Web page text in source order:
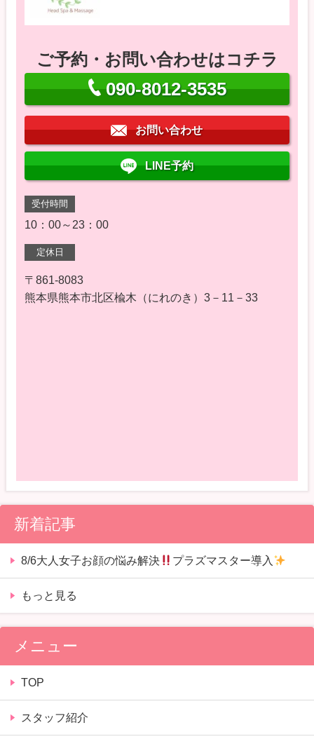
ご予約・お問い合わせはコチラ
090-8012-3535
お問い合わせ
LINE予約
受付時間
10：00～23：00
定休日
〒861-8083
熊本県熊本市北区楡木（にれのき）3－11－33
新着記事
8/6大人女子お顔の悩み解決 プラズマスター導入
もっと見る
メニュー
TOP
スタッフ紹介